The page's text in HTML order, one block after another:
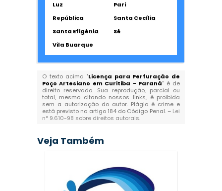
Luz
Pari
República
Santa Cecília
Santa Efigênia
Sé
Vila Buarque
O texto acima "Licença para Perfuração de
Poço Artesiano em Curitiba - Paraná" é de
direito reservado. Sua reprodução, parcial ou
total, mesmo citando nossos links, é proibida
sem a autorização do autor. Plágio é crime e
está previsto no artigo 184 do Código Penal. – Lei
n° 9.610-98 sobre direitos autorais.
Veja Também